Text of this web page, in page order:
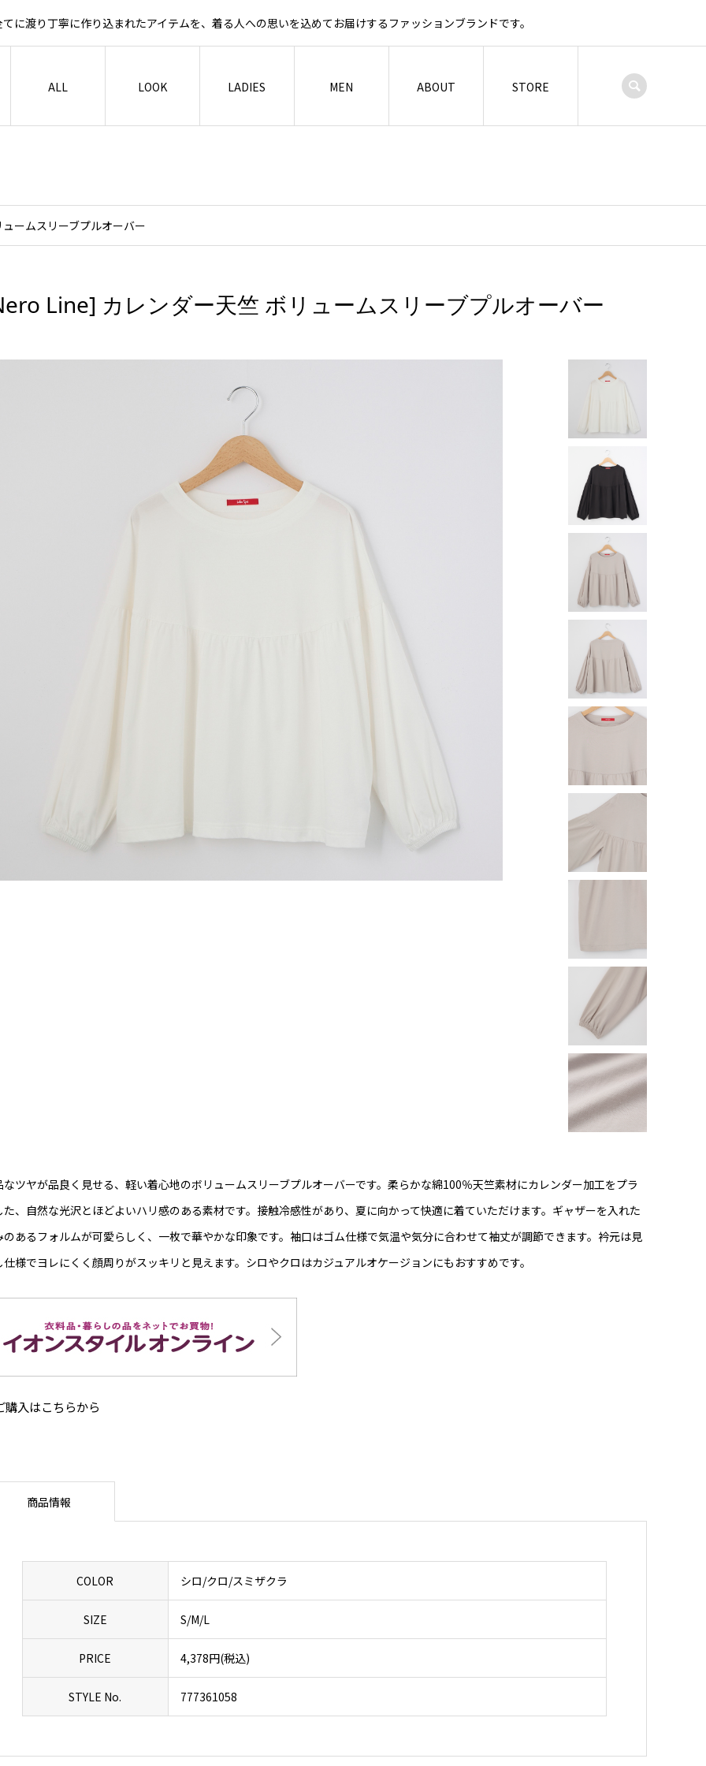
に渡り丁寧に作り込まれたアイテムを、着る人への思いを込めてお届けするファッションブランドです。
ALL LOOK LADIES MEN ABOUT STORE
ームスリーブプルオーバー
Line] カレンダー天竺 ボリュームスリーブプルオーバー
なツヤが品良く見せる、軽い着心地のボリュームスリーブプルオーバーです。柔らかな綿100％天竺素材にカレンダー加工をプラ
た、自然な光沢とほどよいハリ感のある素材です。接触冷感性があり、夏に向かって快適に着ていただけます。ギャザーを入れた
のあるフォルムが可愛らしく、一枚で華やかな印象です。袖口はゴム仕様で気温や気分に合わせて袖丈が調節できます。衿元は見
仕様でヨレにくく顔周りがスッキリと見えます。シロやクロはカジュアルオケージョンにもおすすめです。
入はこちらから
商品情報
COLOR シロ/クロ/スミザクラ
SIZE S/M/L
PRICE 4,378円(税込)
STYLE No. 777361058